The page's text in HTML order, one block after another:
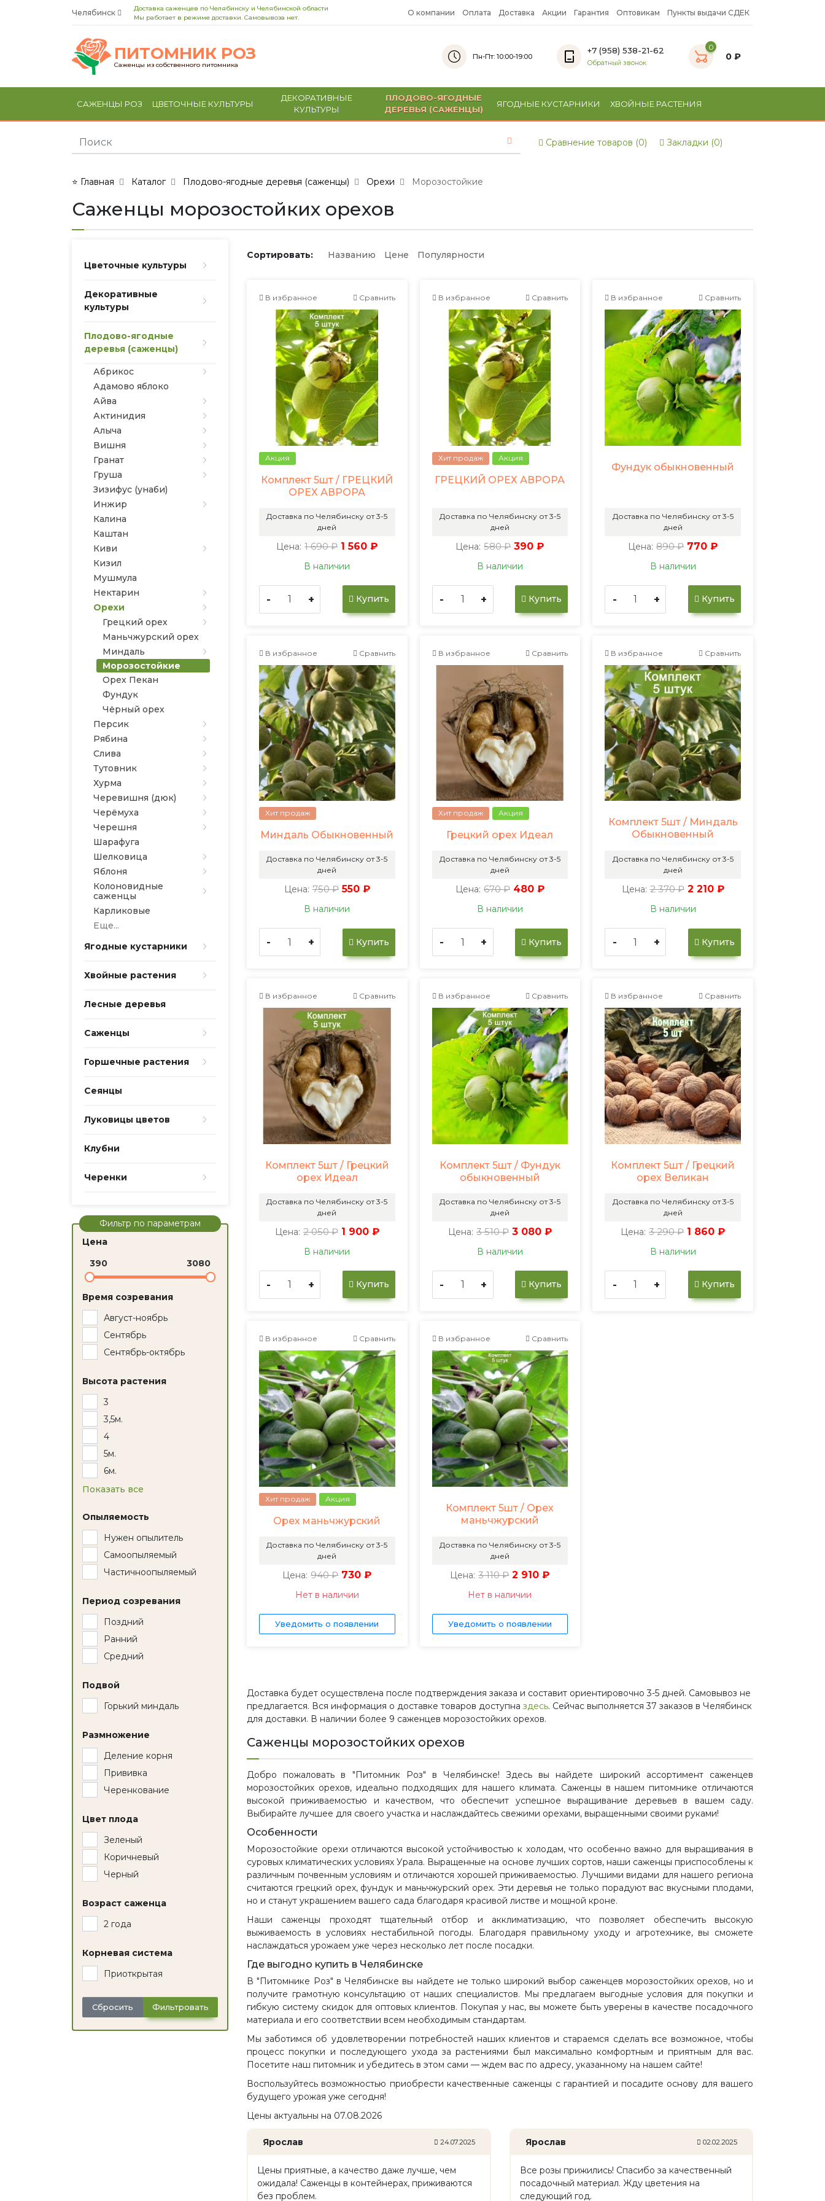
Челябинск
Доставка саженцев по Челябинску и Челябинской области
Мы работает в режиме доставки. Самовывоза нет.
О компании Оплата Доставка Акции Гарантия Оптовикам Пункты выдачи СДЕК
ПИТОМНИК РОЗ
Саженцы из собственного питомника
Пн-Пт: 10:00-19:00
+7 (958) 538-21-62
Обратный звонок
0
0 ₽
САЖЕНЦЫ РОЗ ЦВЕТОЧНЫЕ КУЛЬТУРЫ
ДЕКОРАТИВНЫЕ
КУЛЬТУРЫ
ПЛОДОВО-ЯГОДНЫЕ
ДЕРЕВЬЯ (САЖЕНЦЫ)
ЯГОДНЫЕ КУСТАРНИКИ ХВОЙНЫЕ РАСТЕНИЯ
Сравнение товаров (0) Закладки (0)
⭐ Главная Каталог Плодово-ягодные деревья (саженцы) Орехи Морозостойкие
Саженцы морозостойких орехов
Цветочные культуры
Декоративные
культуры
Плодово-ягодные
деревья (саженцы)
Абрикос
Адамово яблоко
Айва
Актинидия
Алыча
Вишня
Гранат
Груша
Зизифус (унаби)
Инжир
Калина
Каштан
Киви
Кизил
Мушмула
Нектарин
Орехи
Грецкий орех
Маньчжурский орех
Миндаль
Морозостойкие
Орех Пекан
Фундук
Чёрный орех
Персик
Рябина
Слива
Тутовник
Хурма
Черевишня (дюк)
Черёмуха
Черешня
Шарафуга
Шелковица
Яблоня
Колоновидные
саженцы
Карликовые
Еще...
Ягодные кустарники
Хвойные растения
Лесные деревья
Саженцы
Горшечные растения
Сеянцы
Луковицы цветов
Клубни
Черенки
Фильтр по параметрам
Цена
390
3080
Время созревания
Август-ноябрь
Сентябрь
Сентябрь-октябрь
Высота растения
3
3,5м.
4
5м.
6м.
Показать все
Опыляемость
Нужен опылитель
Самоопыляемый
Частичноопыляемый
Период созревания
Поздний
Ранний
Средний
Подвой
Горький миндаль
Размножение
Деление корня
Прививка
Черенкование
Цвет плода
Зеленый
Коричневый
Черный
Возраст саженца
2 года
Корневая система
Приоткрытая
Сбросить Фильтровать
Сортировать: Названию Цене Популярности
В избранное Сравнить
Акция
Комплект 5шт / ГРЕЦКИЙ
ОРЕХ АВРОРА
Доставка по Челябинску от 3-5
дней
Цена: 1 690 ₽ 1 560 ₽
В наличии
- + Купить
В избранное Сравнить
Хит продаж Акция
ГРЕЦКИЙ ОРЕХ АВРОРА
Доставка по Челябинску от 3-5
дней
Цена: 580 ₽ 390 ₽
В наличии
- + Купить
В избранное Сравнить
Фундук обыкновенный
Доставка по Челябинску от 3-5
дней
Цена: 890 ₽ 770 ₽
В наличии
- + Купить
В избранное Сравнить
Хит продаж
Миндаль Обыкновенный
Доставка по Челябинску от 3-5
дней
Цена: 750 ₽ 550 ₽
В наличии
- + Купить
В избранное Сравнить
Хит продаж Акция
Грецкий орех Идеал
Доставка по Челябинску от 3-5
дней
Цена: 670 ₽ 480 ₽
В наличии
- + Купить
В избранное Сравнить
Комплект 5шт / Миндаль
Обыкновенный
Доставка по Челябинску от 3-5
дней
Цена: 2 370 ₽ 2 210 ₽
В наличии
- + Купить
В избранное Сравнить
Комплект 5шт / Грецкий
орех Идеал
Доставка по Челябинску от 3-5
дней
Цена: 2 050 ₽ 1 900 ₽
В наличии
- + Купить
В избранное Сравнить
Комплект 5шт / Фундук
обыкновенный
Доставка по Челябинску от 3-5
дней
Цена: 3 510 ₽ 3 080 ₽
В наличии
- + Купить
В избранное Сравнить
Комплект 5шт / Грецкий
орех Великан
Доставка по Челябинску от 3-5
дней
Цена: 3 290 ₽ 1 860 ₽
В наличии
- + Купить
В избранное Сравнить
Хит продаж Акция
Орех маньчжурский
Доставка по Челябинску от 3-5
дней
Цена: 940 ₽ 730 ₽
Нет в наличии
Уведомить о появлении
В избранное Сравнить
Комплект 5шт / Орех
маньчжурский
Доставка по Челябинску от 3-5
дней
Цена: 3 110 ₽ 2 910 ₽
Нет в наличии
Уведомить о появлении
Доставка будет осуществлена после подтверждения заказа и составит ориентировочно 3-5 дней. Самовывоз не
предлагается. Вся информация о доставке товаров доступна здесь. Сейчас выполняется 37 заказов в Челябинск
для доставки. В наличии более 9 саженцев морозостойких орехов.
Саженцы морозостойких орехов
Добро пожаловать в "Питомник Роз" в Челябинске! Здесь вы найдете широкий ассортимент саженцев
морозостойких орехов, идеально подходящих для нашего климата. Саженцы в нашем питомнике отличаются
высокой приживаемостью и качеством, что обеспечит успешное выращивание деревьев в вашем саду.
Выбирайте лучшее для своего участка и наслаждайтесь свежими орехами, выращенными своими руками!
Особенности
Морозостойкие орехи отличаются высокой устойчивостью к холодам, что особенно важно для выращивания в
суровых климатических условиях Урала. Выращенные на основе лучших сортов, наши саженцы приспособлены к
различным почвенным условиям и отличаются хорошей приживаемостью. Лучшими видами для нашего региона
считаются грецкий орех, фундук и маньчжурский орех. Эти деревья не только порадуют вас вкусными плодами,
но и станут украшением вашего сада благодаря красивой листве и мощной кроне.
Наши саженцы проходят тщательный отбор и акклиматизацию, что позволяет обеспечить высокую
выживаемость в условиях нестабильной погоды. Благодаря правильному уходу и агротехнике, вы сможете
наслаждаться урожаем уже через несколько лет после посадки.
Где выгодно купить в Челябинске
В "Питомнике Роз" в Челябинске вы найдете не только широкий выбор саженцев морозостойких орехов, но и
получите грамотную консультацию от наших специалистов. Мы предлагаем выгодные условия для покупки и
гибкую систему скидок для оптовых клиентов. Покупая у нас, вы можете быть уверены в качестве посадочного
материала и его соответствии всем необходимым стандартам.
Мы заботимся об удовлетворении потребностей наших клиентов и стараемся сделать все возможное, чтобы
процесс покупки и последующего ухода за растениями был максимально комфортным и приятным для вас.
Посетите наш питомник и убедитесь в этом сами — ждем вас по адресу, указанному на нашем сайте!
Воспользуйтесь возможностью приобрести качественные саженцы с гарантией и посадите основу для вашего
будущего урожая уже сегодня!
Цены актуальны на 07.08.2026
Ярослав 24.07.2025
Цены приятные, а качество даже лучше, чем
ожидала! Саженцы в контейнерах, приживаются
без проблем.
Ярослав 02.02.2025
Все розы прижились! Спасибо за качественный
посадочный материал. Жду цветения на
следующий год.